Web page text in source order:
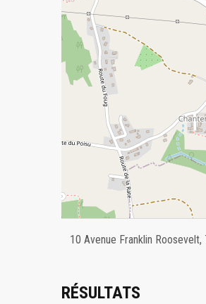
10 Avenue Franklin
RÉSULTATS